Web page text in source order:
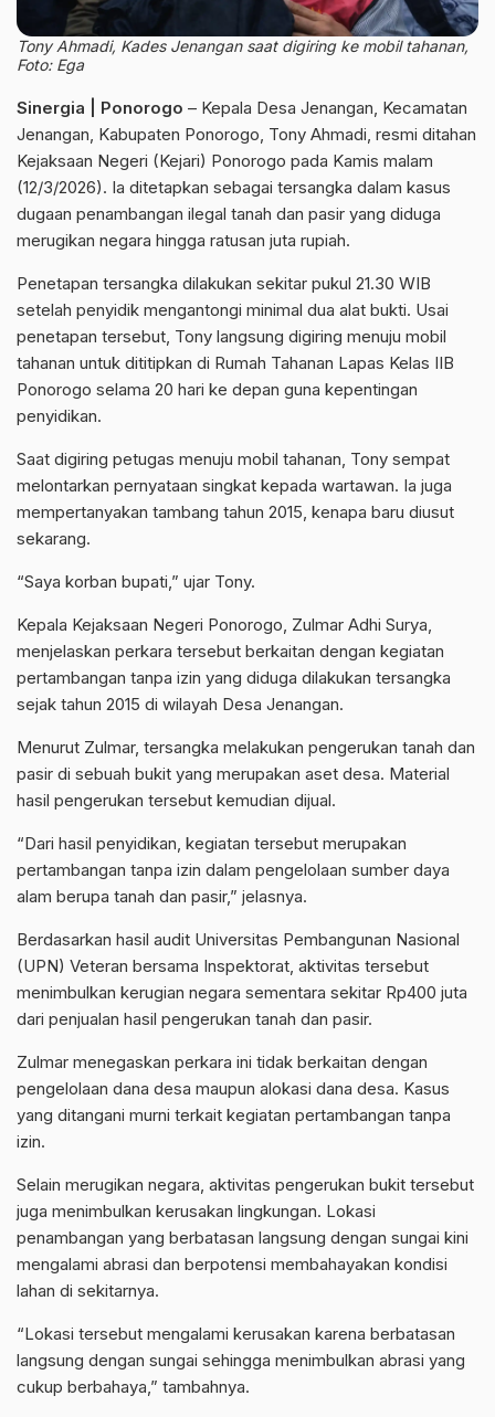
Tony Ahmadi, Kades Jenangan saat digiring ke mobil tahanan,
Foto: Ega
Sinergia | Ponorogo – Kepala Desa Jenangan, Kecamatan
Jenangan, Kabupaten Ponorogo, Tony Ahmadi, resmi ditahan
Kejaksaan Negeri (Kejari) Ponorogo pada Kamis malam
(12/3/2026). Ia ditetapkan sebagai tersangka dalam kasus
dugaan penambangan ilegal tanah dan pasir yang diduga
merugikan negara hingga ratusan juta rupiah.
Penetapan tersangka dilakukan sekitar pukul 21.30 WIB
setelah penyidik mengantongi minimal dua alat bukti. Usai
penetapan tersebut, Tony langsung digiring menuju mobil
tahanan untuk dititipkan di Rumah Tahanan Lapas Kelas IIB
Ponorogo selama 20 hari ke depan guna kepentingan
penyidikan.
Saat digiring petugas menuju mobil tahanan, Tony sempat
melontarkan pernyataan singkat kepada wartawan. Ia juga
mempertanyakan tambang tahun 2015, kenapa baru diusut
sekarang.
“Saya korban bupati,” ujar Tony.
Kepala Kejaksaan Negeri Ponorogo, Zulmar Adhi Surya,
menjelaskan perkara tersebut berkaitan dengan kegiatan
pertambangan tanpa izin yang diduga dilakukan tersangka
sejak tahun 2015 di wilayah Desa Jenangan.
Menurut Zulmar, tersangka melakukan pengerukan tanah dan
pasir di sebuah bukit yang merupakan aset desa. Material
hasil pengerukan tersebut kemudian dijual.
“Dari hasil penyidikan, kegiatan tersebut merupakan
pertambangan tanpa izin dalam pengelolaan sumber daya
alam berupa tanah dan pasir,” jelasnya.
Berdasarkan hasil audit Universitas Pembangunan Nasional
(UPN) Veteran bersama Inspektorat, aktivitas tersebut
menimbulkan kerugian negara sementara sekitar Rp400 juta
dari penjualan hasil pengerukan tanah dan pasir.
Zulmar menegaskan perkara ini tidak berkaitan dengan
pengelolaan dana desa maupun alokasi dana desa. Kasus
yang ditangani murni terkait kegiatan pertambangan tanpa
izin.
Selain merugikan negara, aktivitas pengerukan bukit tersebut
juga menimbulkan kerusakan lingkungan. Lokasi
penambangan yang berbatasan langsung dengan sungai kini
mengalami abrasi dan berpotensi membahayakan kondisi
lahan di sekitarnya.
“Lokasi tersebut mengalami kerusakan karena berbatasan
langsung dengan sungai sehingga menimbulkan abrasi yang
cukup berbahaya,” tambahnya.